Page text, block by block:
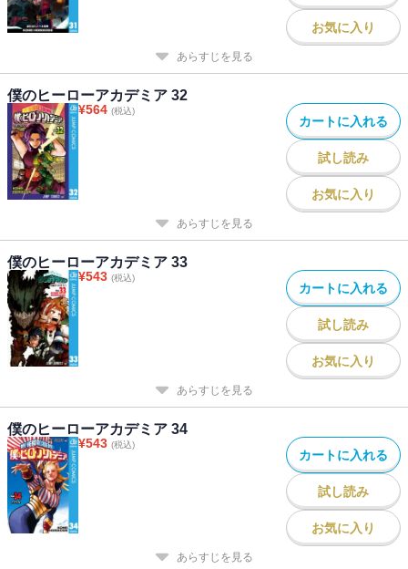
お気に入り
あらすじを見る
僕のヒーローアカデミア 32
¥564 (税込)
カートに入れる
試し読み
お気に入り
あらすじを見る
僕のヒーローアカデミア 33
¥543 (税込)
カートに入れる
試し読み
お気に入り
あらすじを見る
僕のヒーローアカデミア 34
¥543 (税込)
カートに入れる
試し読み
お気に入り
あらすじを見る